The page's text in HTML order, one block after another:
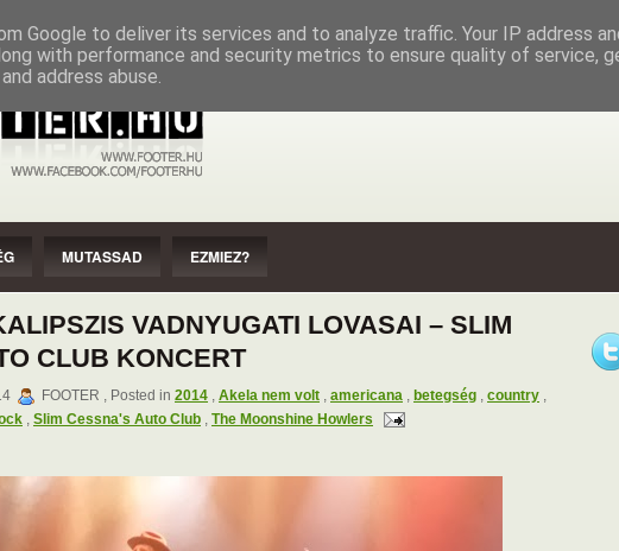
MUTASSAD EZMIEZ? IMPRESSZUM SZERZŐI JOGOK
MUTASSAD EZMIEZ?
VADNYUGATI LOVASAI – SLIM
CLUB KONCERT
FOOTER , Posted in 2014 , Akela nem volt , americana , betegség , country ,
, Slim Cessna's Auto Club , The Moonshine Howlers
Google to deliver its services and to analyze traffic. Your IP address
with performance and security metrics to ensure quality of service,
address abuse.